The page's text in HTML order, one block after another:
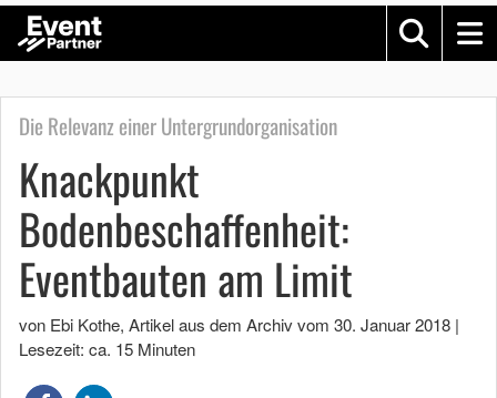
Die Relevanz einer Untergrundorganisation
Knackpunkt
Bodenbeschaffenheit:
Eventbauten am Limit
von Ebi Kothe, Artikel aus dem Archiv vom 30. Januar 2018 |
Lesezeit: ca. 15 Minuten